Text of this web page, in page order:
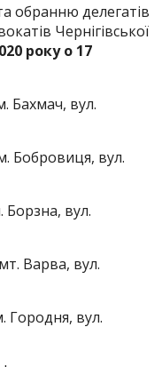
обранню делегатів
Чернігівської
року о 17
вул.
вул.
вул.
вул.
вул.